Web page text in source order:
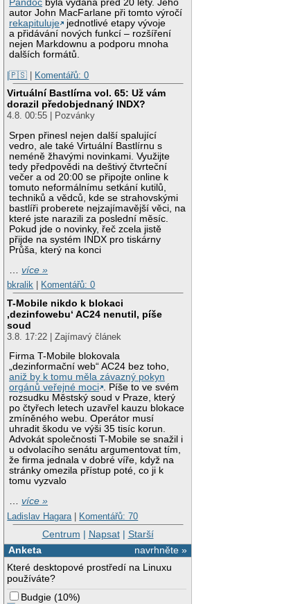
Pandoc byla vydána před 20 lety. Jeho
autor John MacFarlane při tomto výročí
rekapituluje
jednotlivé etapy vývoje
a přidávání nových funkcí – rozšíření
nejen Markdownu a podporu mnoha
dalších formátů.
|🇵🇸 | Komentářů: 0
Virtuální Bastlírna vol. 65: Už vám
dorazil předobjednaný INDX?
4.8. 00:55 | Pozvánky
Srpen přinesl nejen další spalující
vedro, ale také Virtuální Bastlírnu s
neméně žhavými novinkami. Využijte
tedy předpovědi na deštivý čtvrteční
večer a od 20:00 se připojte online k
tomuto neformálnímu setkání kutilů,
techniků a vědců, kde se strahovskými
bastlíři proberete nejzajímavější věci, na
které jste narazili za poslední měsíc.
Pokud jde o novinky, řeč zcela jistě
přijde na systém INDX pro tiskárny
Průša, který na konci
…více »
bkralik
Komentářů: 0
T-Mobile nikdo k blokaci
‚dezinfowebu‘ AC24 nenutil, píše
soud
3.8. 17:22 | Zajímavý článek
Firma T-Mobile blokovala
„dezinformační web“ AC24 bez toho,
aniž by k tomu měla závazný pokyn
orgánů veřejné moci . Píše to ve svém
rozsudku Městský soud v Praze, který
po čtyřech letech uzavřel kauzu blokace
zmíněného webu. Operátor musí
uhradit škodu ve výši 35 tisíc korun.
Advokát společnosti T-Mobile se snažil i
u odvolacího senátu argumentovat tím,
že firma jednala v dobré víře, když na
stránky omezila přístup poté, co ji k
tomu vyzvalo
…více »
Ladislav Hagara | Komentářů: 70
Centrum | Napsat| Starší
navrhněte »
Anketa
Které desktopové prostředí na Linuxu
používáte?
Budgie (10%)